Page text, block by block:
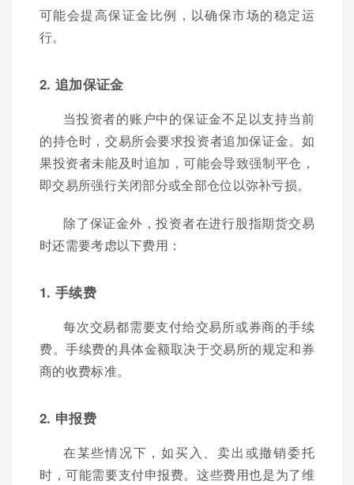
可能会提高保证金比例，以确保市场的稳定运
行。
2. 追加保证金
当投资者的账户中的保证金不足以支持当前
的持仓时，交易所会要求投资者追加保证金。如
果投资者未能及时追加，可能会导致强制平仓，
即交易所强行关闭部分或全部仓位以弥补亏损。
除了保证金外，投资者在进行股指期货交易
时还需要考虑以下费用：
1. 手续费
每次交易都需要支付给交易所或券商的手续
费。手续费的具体金额取决于交易所的规定和券
商的收费标准。
2. 申报费
在某些情况下，如买入、卖出或撤销委托
时，可能需要支付申报费。这些费用也是为了维